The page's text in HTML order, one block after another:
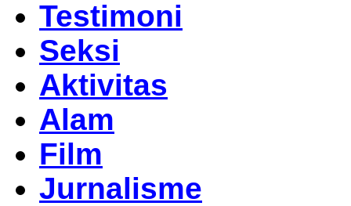
Testimoni
Seksi
Aktivitas
Alam
Film
Jurnalisme